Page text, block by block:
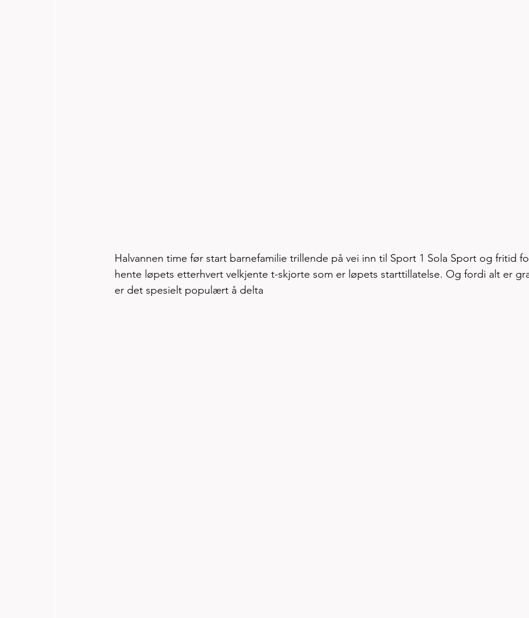
Halvannen time før start barnefamilie trillende på vei inn til Sport 1 Sola Sport og fritid
hente løpets etterhvert velkjente t-skjorte som er løpets starttillatelse. Og fordi alt er
er det spesielt populært å delta